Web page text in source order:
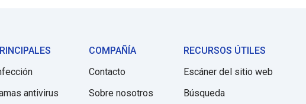
antivirus
COMPAÑÍA
Contacto
Sobre nosotros
RECURSOS ÚTILES
Escáner del sitio web
Búsqueda